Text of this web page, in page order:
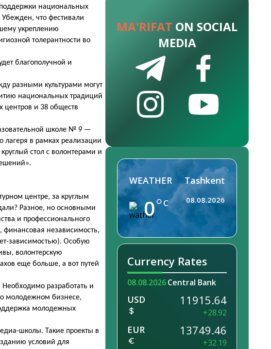
национальных
Убежден, что фестивали
укреплению
толерантности во
благополучной и
разными культурами могут
национальных традиций
центров и 38 обществ
школе № 9 —
в рамках реализации
стол с волонтерами и
центре, за круглым
Разное, но основными
и профессионального
независимость,
зависимостью). Особую
волонтерскую
еще больше, а вот путей
разработать и
молодежном бизнесе,
молодежных
школы. Такие проекты в
условий для
MA'RIFAT ON SOCIAL
MEDIA
WEATHER
0 C
Tashkent
08.08.2026
Currency Rates
08.08.2026Central Bank
USD 11915.64
+28.92
EUR 13749.46
+32.19